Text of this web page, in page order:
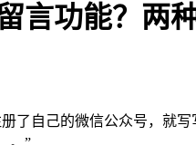
言功能？两
了自己的微信公众号，就